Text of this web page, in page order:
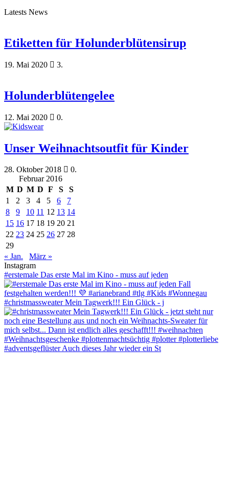
Latests News
Etiketten für Holunderblütensirup
19. Mai 2020 3.
Holunderblütengelee
12. Mai 2020 0.
Unser Weihnachtsoutfit für Kinder
28. Oktober 2018
0.
Februar 2016
M D M D F S
S
1
2 3 4 5 6
7
8
9 10 11 12 13 14
15 16 17 18 19 20 21
22 23 24 25 26 27 28
29
« Jan.
März »
Instagram
#erstemale Das erste Mal im Kino - muss auf jeden
#christmassweater Mein Tagwerk!!! Ein Glück - j
#adventsgeflüster Auch dieses Jahr wieder ein St